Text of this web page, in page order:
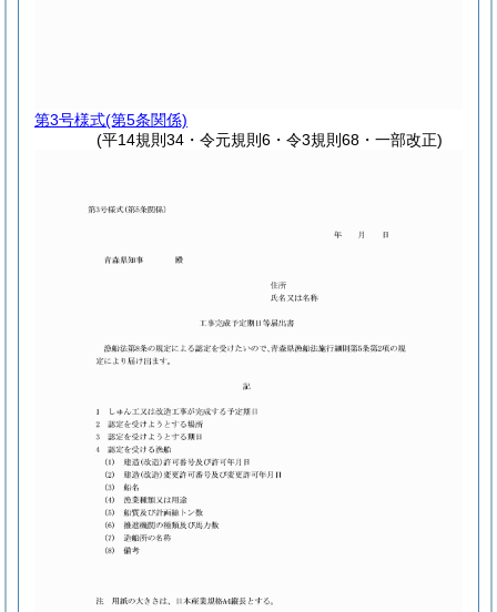
第3号様式(第5条関係)
(平14規則34・令元規則6・令3規則68・一部改正)